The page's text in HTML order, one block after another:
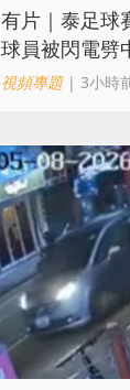
有片｜泰足
球員被閃電劈
視頻專題| 3小時